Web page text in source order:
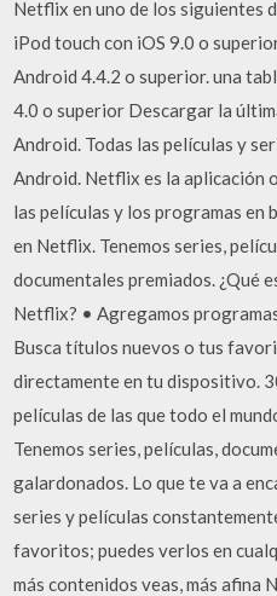
Netflix en uno de los siguientes
iPod touch con iOS 9.0 o
Android 4.4.2 o superior. una
4.0 o superior Descargar la
Android. Todas las películas y
Android. Netflix es la aplicación
las películas y los programas en
en Netflix. Tenemos series,
documentales premiados. ¿Qué
Netflix? • Agregamos
Busca títulos nuevos o tus
directamente en tu dispositivo.
películas de las que todo el
Tenemos series, películas,
galardonados. Lo que te va a
series y películas
favoritos; puedes verlos en
más contenidos veas, más afina